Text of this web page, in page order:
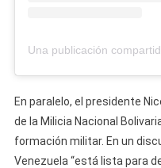
En paralelo, el presidente
de la Milicia Nacional
formación militar. En un
Venezuela “está lista para